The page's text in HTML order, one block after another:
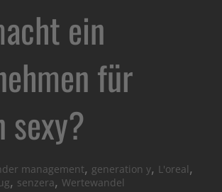
ein
für
sexy?
management, generation y, L'oreal,
, senzera,Wertewandel